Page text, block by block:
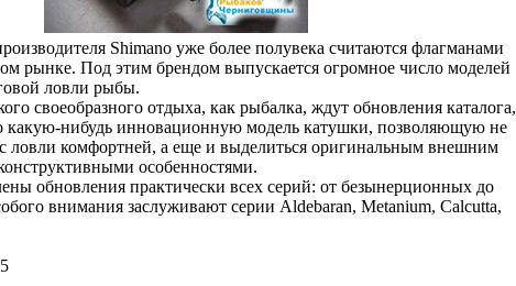
Shimano уже более полувека считаются флагманами
рынке. Под этим брендом выпускается огромное число моделей
ловли рыбы.
своеобразного отдыха, как рыбалка, ждут обновления каталога,
какую-нибудь инновационную модель катушки, позволяющую не
ловли комфортней, а еще и выделиться оригинальным внешним
особенностями.
обновления практически всех серий: от безынерционных до
внимания заслуживают серии Aldebaran, Metanium, Calcutta,